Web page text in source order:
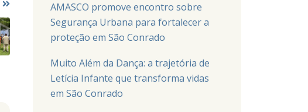
AMASCO promove encontro sobre
Segurança Urbana para fortalecer a
proteção em São Conrado
Muito Além da Dança: a trajetória de
Letícia Infante que transforma vidas
em São Conrado